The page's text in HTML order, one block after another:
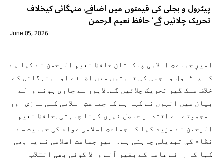
پیٹرول و بجلی کی قیمتوں میں اضافے، منہگائی کیخلاف
تحریک چلائیں گے‘ حافظ نعیم الرحمن
June 05, 2026
امیرِ جماعتِ اسلامی پاکستان حافظ نعیم الرحمن نے کہا ہے
کہ پیٹرول و بجلی کی قیمتوں میں اضافے اور منہگائی کے
خلاف ملک گیر تحریک چلائیں گے۔لاہور سے جاری ہونے والے
بیان میں انہوں نے کہا ہے کہ جماعتِ اسلامی کسی سازش اور
سمجھوتے سے اقتدار حاصل نہیں کرنا چاہتی۔حافظ نعیم
الرحمن نے مزید کہا کہ جماعتِ اسلامی عوام کی حمایت سے
نظام کی تبدیلی چاہتی ہے۔امیرِ جماعت اسلامی نے یہ بھی
کہا کہ رائے عامہ کے بغیر آنے والا کوئی بھی انقلاب